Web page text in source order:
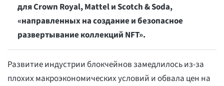
для Crown Royal, Mattel и Scotch & Soda,
«направленных на создание и безопасное
развертывание коллекций NFT».
Развитие индустрии блокчейнов замедлилось из-за
плохих макроэкономических условий и обвала цен на